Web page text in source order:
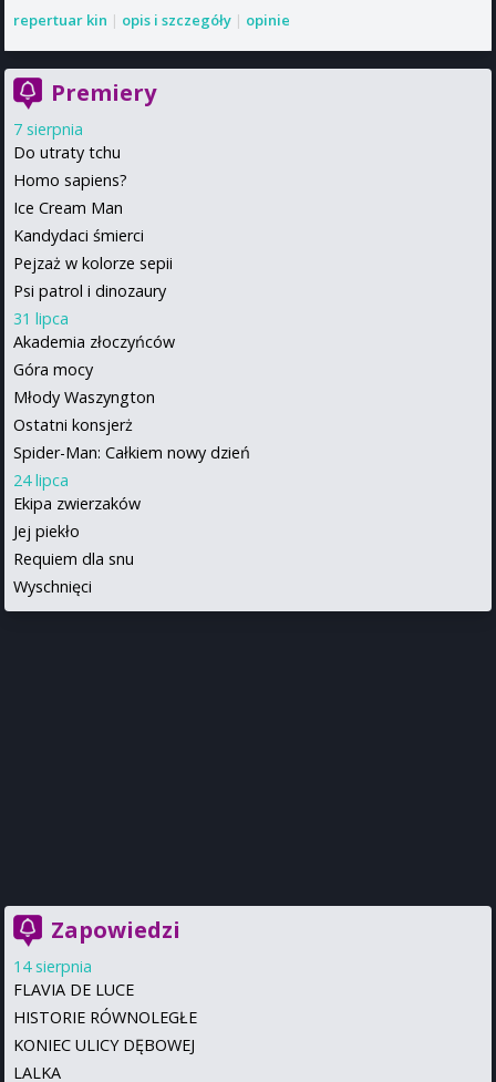
repertuar kin | opis i szczegóły | opinie
Premiery
7 sierpnia
Do utraty tchu
Homo sapiens?
Ice Cream Man
Kandydaci śmierci
Pejzaż w kolorze sepii
Psi patrol i dinozaury
31 lipca
Akademia złoczyńców
Góra mocy
Młody Waszyngton
Ostatni konsjerż
Spider-Man: Całkiem nowy dzień
24 lipca
Ekipa zwierzaków
Jej piekło
Requiem dla snu
Wyschnięci
Zapowiedzi
14 sierpnia
FLAVIA DE LUCE
HISTORIE RÓWNOLEGŁE
KONIEC ULICY DĘBOWEJ
LALKA